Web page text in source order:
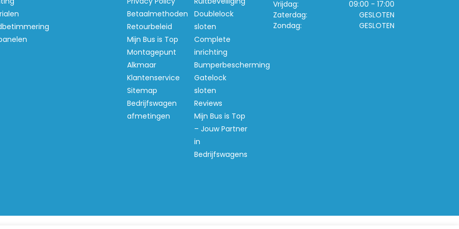
daar niet van. Het
Betaalmethoden
Retourbeleid
Mijn Bus is Top
Montagepunt
Alkmaar
Klantenservice
Sitemap
Bedrijfswagen
afmetingen
Doublelock
sloten
Complete
inrichting
Bumperbescherming
Gatelock
sloten
Reviews
Mijn Bus is Top
– Jouw Partner
in
Bedrijfswagens
Vrijdag:
09:00 - 17:00
Zaterdag:
GESLOTEN
Zondag:
GESLOTEN